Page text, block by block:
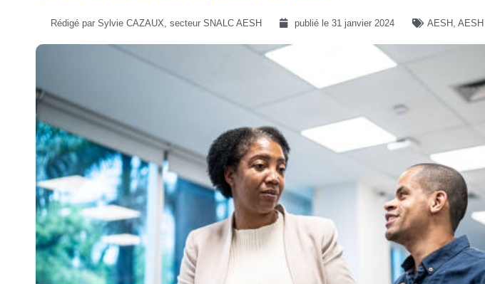
Rédigé par Sylvie CAZAUX, secteur SNALC AESH publié le 31 janvier 2024 AESH ,